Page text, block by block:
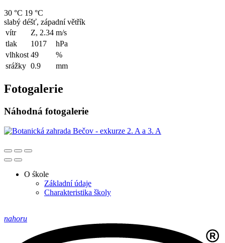
30 °C 19 °C
slabý déšť, západní větřík
vítr
Z, 2.34 m/s
tlak
1017
hPa
vlhkost 49
%
srážky 0.9 mm
Fotogalerie
Náhodná fotogalerie
O śkole
Základní údaje
Charakteristika školy
nahoru